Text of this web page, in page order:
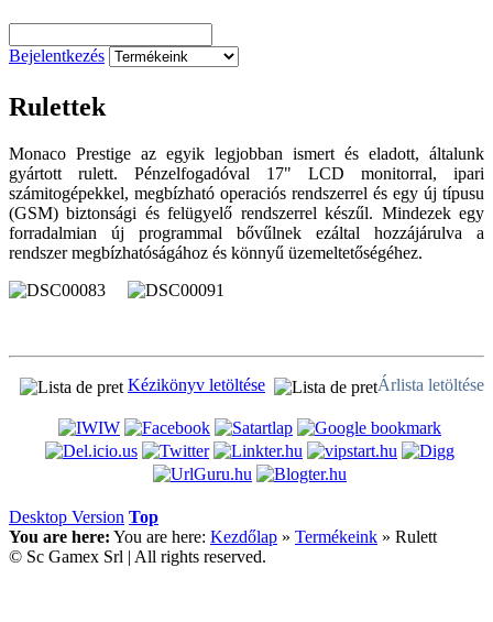
Bejelentkezés
Rulettek
Monaco Prestige az egyik legjobban ismert és eladott, általunk
gyártott rulett. Pénzelfogadóval 17" LCD monitorral, ipari
számitogépekkel, megbízható operaciós rendszerrel és egy új típusu
(GSM) biztonsági és felügyelő rendszerrel készűl. Mindezek egy
forradalmian új programmal bővűlnek ezáltal hozzájárulva a
rendszer megbízhatóságához és könnyű üzemeltetőségéhez.
Kézikönyv letöltése Árlista letöltése
Desktop Version Top
You are here: You are here: Kezdőlap » Termékeink » Rulett
© Sc Gamex Srl | All rights reserved.